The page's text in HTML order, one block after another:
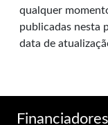
qualquer
publicadas nesta
data de
Financiadores